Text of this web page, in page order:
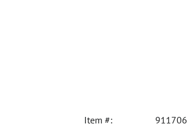
Item #:
911706